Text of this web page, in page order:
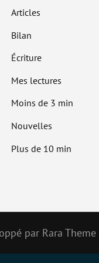
Articles
Bilan
Écriture
Mes lectures
Moins de 3 min
Nouvelles
Plus de 10 min
par Rara Theme